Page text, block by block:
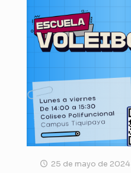
25 de mayo de 2024